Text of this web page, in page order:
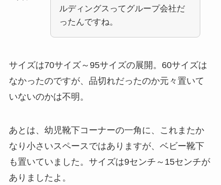
ルディングスってグループ会社だ
ったんですね。
サイズは70サイズ～95サイズの展開。60サイズは
なかったのですが、品切れだったのか元々置いて
いないのかは不明。
あとは、幼児靴下コーナーの一角に、これまたか
なり小さいスペースではありますが、ベビー靴下
も置いていました。サイズは9センチ～15センチが
ありましたよ。